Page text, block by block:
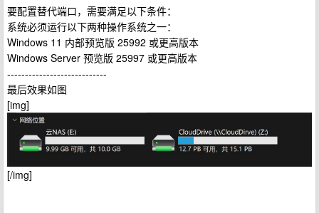
要配置替代端口，需要满足以下条件：
系统必须运行以下两种操作系统之一：
Windows 11 内部预览版 25992 或更高版本
Windows Server 预览版 25997 或更高版本
----------------------------
最后效果如图
[img]
[/img]